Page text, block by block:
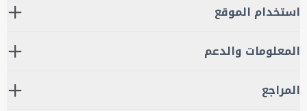
استخدام الموقع
المعلومات والدعم
المراجع